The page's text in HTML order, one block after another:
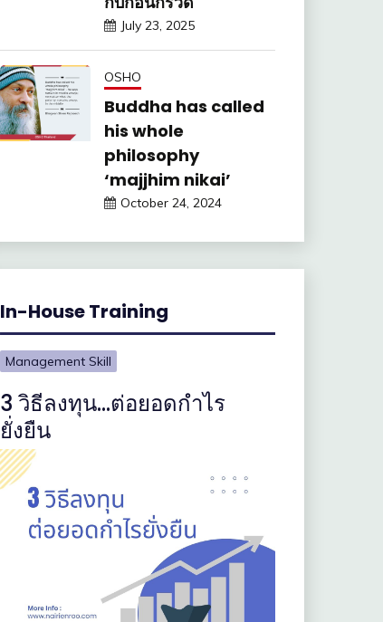
July 23, 2025
OSHO
Buddha has called
his whole
philosophy
‘majjhim nikai’
October 24, 2024
In-House Training
Management Skill
3 วิธีลงทุน…ต่อยอดกำไร
ยั่งยืน